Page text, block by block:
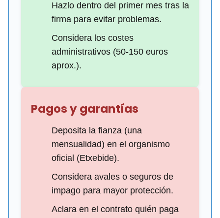
Hazlo dentro del primer mes tras la
firma para evitar problemas.
Considera los costes
administrativos (50-150 euros
aprox.).
Pagos y garantías
Deposita la fianza (una
mensualidad) en el organismo
oficial (Etxebide).
Considera avales o seguros de
impago para mayor protección.
Aclara en el contrato quién paga